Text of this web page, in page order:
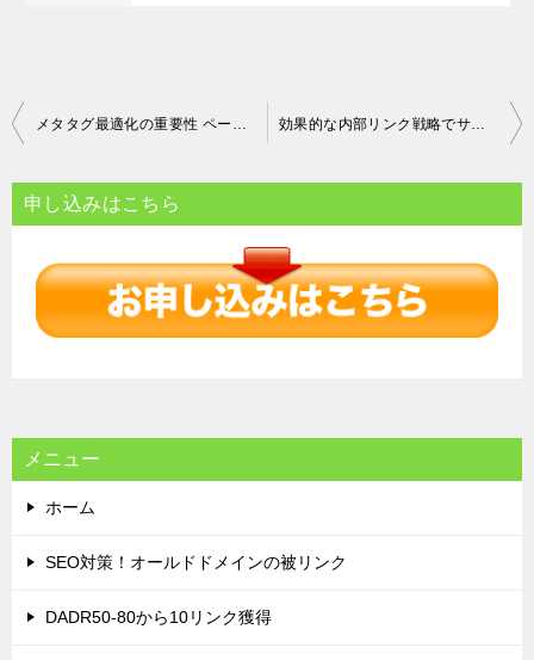
投
ナ
メタタグ最適化の重要性 ページ内容の理解を助け、クリック率を向上させる方法 効果的な内部リンク戦略でサイトのナビゲーションとSEOを最適化する方法
申し込みはこちら
メニュー
ホーム
SEO対策！オールドドメインの被リンク
DADR50-80から10リンク獲得